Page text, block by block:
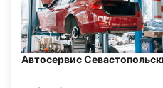
Автосервис